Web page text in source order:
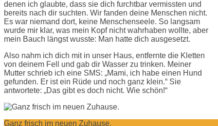
denen ich glaubte, dass sie dich furchtbar vermissten und
bereits nach dir suchten. Wir fanden deine Menschen nicht.
Es war niemand dort, keine Menschenseele. So langsam
wurde mir klar, was mein Kopf nicht wahrhaben wollte, aber
mein Bauch längst wusste: Man hatte dich ausgesetzt.
Also nahm ich dich mit in unser Haus, entfernte die Kletten
von deinem Fell und gab dir Wasser zu trinken. Meiner
Mutter schrieb ich eine SMS: „Mami, ich habe einen Hund
gefunden. Er ist ein Rüde und noch ganz klein.“ Sie
antwortete: „Das gibt es doch nicht. Wie schön!“
Ganz frisch im neuen Zuhause.